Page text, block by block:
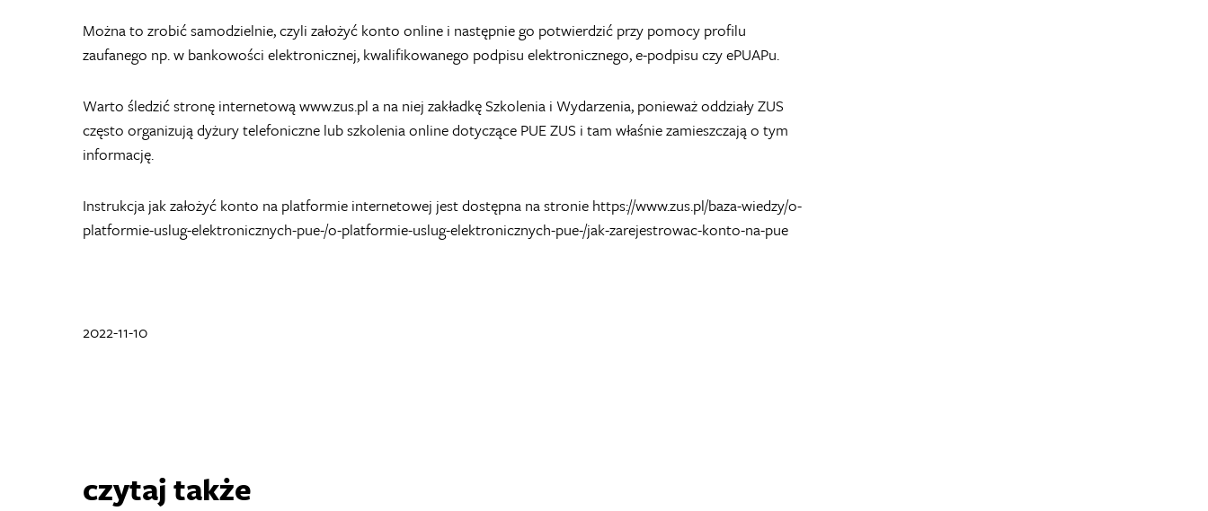
Można to zrobić samodzielnie, czyli założyć konto online i następnie go potwierdzić przy pomocy profilu
zaufanego np. w bankowości elektronicznej, kwalifikowanego podpisu elektronicznego, e-podpisu czy ePUAPu.
Warto śledzić stronę internetową www.zus.pl a na niej zakładkę Szkolenia i Wydarzenia, ponieważ oddziały ZUS
często organizują dyżury telefoniczne lub szkolenia online dotyczące PUE ZUS i tam właśnie zamieszczają o tym
informację.
Instrukcja jak założyć konto na platformie internetowej jest dostępna na stronie https://www.zus.pl/baza-wiedzy/o-
platformie-uslug-elektronicznych-pue-/o-platformie-uslug-elektronicznych-pue-/jak-zarejestrowac-konto-na-pue
2022-11-10
czytaj także